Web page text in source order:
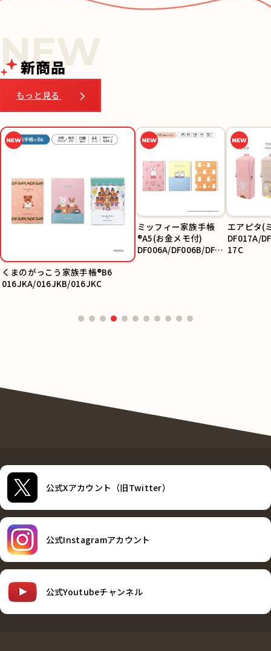
新商品
もっと見る
くまのがっこう家族手帳®B6
016JKA/016JKB/016JKC
ミッフィー家族手帳
®A5(お金メモ付)
DF006A/DF006B/DF0
エアピタ(
DF017A/
17C
公式Xアカウント（旧Twitter）
公式Instagramアカウント
公式Youtubeチャンネル